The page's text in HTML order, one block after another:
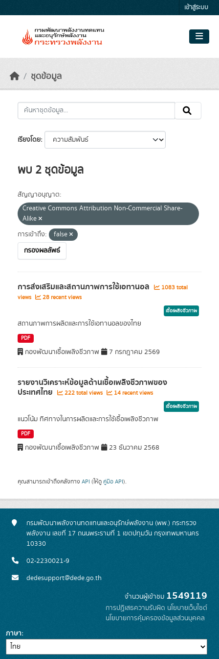
เข้าสู่ระบบ
ชุดข้อมูล
เรียงโดย
พบ 2 ชุดข้อมูล
สัญญาอนุญาต:
Creative Commons Attribution Non-Commercial Share-
Alike
การเข้าถึง:
false
กรองผลลัพธ์
การส่งเสริมและสถานภาพการใช้เอทานอล
1083 total
views
28 recent views
เชื้อเพลิงชีวภาพ
สถานภาพการผลิตและการใช้เอทานอลของไทย
PDF
กองพัฒนาเชื้อเพลิงชีวภาพ 7 กรกฎาคม 2569
รายงานวิเคราะห์ข้อมูลด้านเชื้อเพลิงชีวภาพของ
ประเทศไทย 222 total views 14 recent views
เชื้อเพลิงชีวภาพ
แนวโน้ม ทิศทางในการผลิตและการใช้เชื้อเพลิงชีวภาพ
PDF
กองพัฒนาเชื้อเพลิงชีวภาพ 23 ธันวาคม 2568
คุณสามารถเข้าถึงคลังทาง API (ให้ดู คู่มือ API).
กรมพัฒนาพลังงานทดแทนและอนุรักษ์พลังงาน (พพ.) กระทรวง
พลังงาน เลขที่ 17 ถนนพระรามที่ 1 เขตปทุมวัน กรุงเทพมหานคร
10330
02-2230021-9
dedesupport@dede.go.th
จำนวนผู้เข้าชม 1549119
การปฏิเสธความรับผิด นโยบายเว็บไซต์
นโยบายการคุ้มครองข้อมูลส่วนบุคคล
ภาษา